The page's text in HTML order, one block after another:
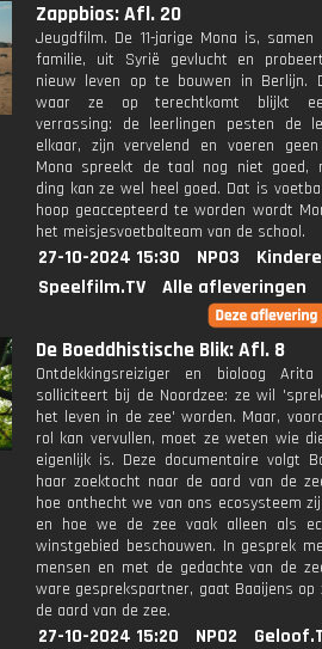
Zappbios: Afl. 20
Jeugdfilm. De 11-jarige Mona is,
familie, uit Syrië gevlucht en
nieuw leven op te bouwen in Berlijn.
waar ze op terechtkomt blijkt
verrassing: de leerlingen pesten de
elkaar, zijn vervelend en voeren
Mona spreekt de taal nog niet goed,
ding kan ze wel heel goed. Dat is
hoop geaccepteerd te worden wordt
het meisjesvoetbalteam van de school.
27-10-2024 15:30 NPO3
Speelfilm.TV
Alle afleveringen
De Boeddhistische Blik: Afl. 8
Ontdekkingsreiziger en bioloog Arita
solliciteert bij de Noordzee: ze wil
het leven in de zee' worden. Maar,
rol kan vervullen, moet ze weten wie
eigenlijk is. Deze documentaire volgt
haar zoektocht naar de aard van de
hoe onthecht we van ons ecosysteem
en hoe we de zee vaak alleen als
winstgebied beschouwen. In gesprek
mensen en met de gedachte van de
ware gesprekspartner, gaat Baaijens op
de aard van de zee.
27-10-2024 15:20 NPO2